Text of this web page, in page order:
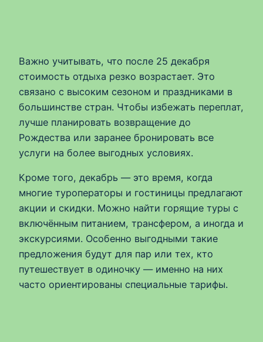
Важно учитывать, что после 25 декабря
стоимость отдыха резко возрастает. Это
связано с высоким сезоном и праздниками в
большинстве стран. Чтобы избежать переплат,
лучше планировать возвращение до
Рождества или заранее бронировать все
услуги на более выгодных условиях.
Кроме того, декабрь — это время, когда
многие туроператоры и гостиницы предлагают
акции и скидки. Можно найти горящие туры с
включённым питанием, трансфером, а иногда и
экскурсиями. Особенно выгодными такие
предложения будут для пар или тех, кто
путешествует в одиночку — именно на них
часто ориентированы специальные тарифы.